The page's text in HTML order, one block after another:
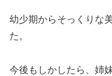
幼少期からそっくりな
た。
今後もしかしたら、姉